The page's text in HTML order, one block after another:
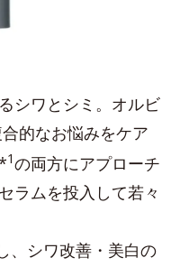
シワとシミ。オルビ
的なお悩みをケア
1の両方にアプローチ
ラムを投入して若々
、シワ改善・美白の